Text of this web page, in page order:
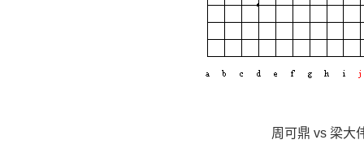
周可鼎 vs 梁大